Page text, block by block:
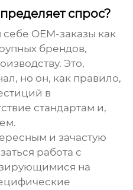
спрос?
себе OEM-заказы как
брендов,
Это,
но он, как правило,
в
стандартам и,
и зачастую
работа с
на